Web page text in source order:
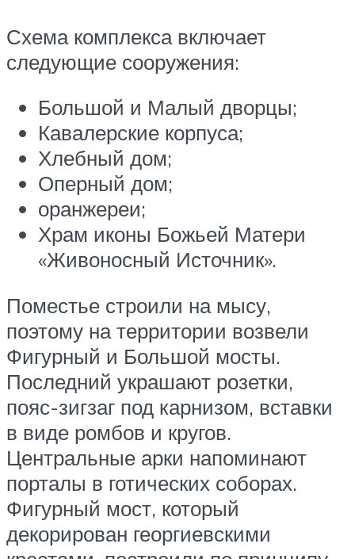
Схема комплекса включает
следующие сооружения:
Большой и Малый дворцы;
Кавалерские корпуса;
Хлебный дом;
Оперный дом;
оранжереи;
Храм иконы Божьей Матери
«Живоносный Источник».
Поместье строили на мысу,
поэтому на территории возвели
Фигурный и Большой мосты.
Последний украшают розетки,
пояс-зигзаг под карнизом, вставки
в виде ромбов и кругов.
Центральные арки напоминают
порталы в готических соборах.
Фигурный мост, который
декорирован георгиевскими